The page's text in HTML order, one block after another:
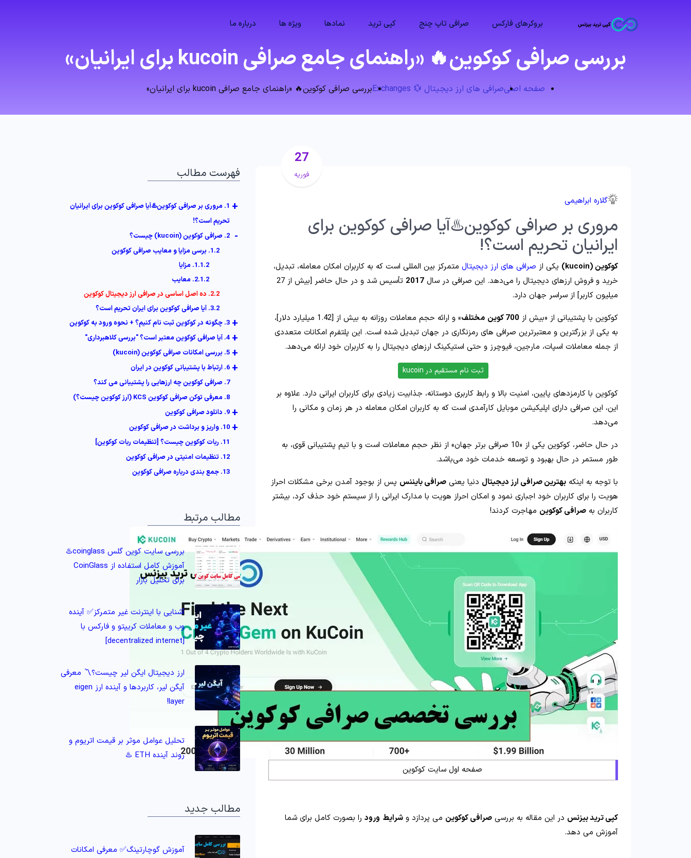
بروکرهای فارکس صرافی تاپ چنج کپی ترید نمادها ویژه ها درباره ما
بررسی صرافی کوکوین🔥 «راهنمای جامع صرافی kucoin برای ایرانیان»
صفحه اصلیصرافی های ارز دیجیتال 💱 Exchanges بررسی صرافی کوکوین🔥 «راهنمای جامع صرافی kucoin برای ایرانیان»
27
فوریه
گلاره ابراهیمی
مروری بر صرافی کوکوین♨️آیا صرافی کوکوین برای
ایرانیان تحریم است؟!
کوکوین (kucoin) یکی از صرافی های ارز دیجیتال متمرکز بین‌ المللی است که به کاربران امکان معامله، تبدیل،
خرید و فروش ارزهای دیجیتال را می‌دهد. این صرافی در سال 2017
تأسیس شد و در حال حاضر [بیش از 27
میلیون کاربر] از سراسر جهان دارد.
کوکوین با پشتیبانی از «بیش از 700 کوین مختلف
» و ارائه حجم معاملات روزانه به بیش از [1.42 میلیارد دلار]،
به یکی از بزرگترین و معتبرترین صرافی‌ های رمزنگاری در جهان تبدیل شده است. این پلتفرم امکانات متعددی
از جمله معاملات اسپات، مارجین، فیوچرز و حتی استیکینگ ارزهای دیجیتال را به کاربران خود ارائه می‌دهد.
ثبت نام مستقیم در kucoin
کوکوین با کارمزدهای پایین، امنیت بالا و رابط کاربری دوستانه، جذابیت زیادی برای کاربران ایرانی دارد. علاوه بر
این، این صرافی دارای اپلیکیشن موبایل کارآمدی است که به کاربران امکان معامله در هر زمان و مکانی را
می‌دهد.
در حال حاضر، کوکوین یکی از «10 صرافی برتر جهان» از نظر حجم معاملات است و با تیم پشتیبانی قوی، به
طور مستمر در حال بهبود و توسعه خدمات خود می‌باشد.
با توجه به اینکه بهترین صرافی ارز دیجیتال دنیا یعنی صرافی بایننس پس از بوجود آمدن برخی مشکلات احراز
هویت را برای کاربران خود اجباری نمود و امکان احراز هویت با مدارک ایرانی را از سیستم خود حذف کرد، بیشتر
کاربران به صرافی کوکوین مهاجرت کردند!
صفحه اول سایت کوکوین
کپی ترید بیزنس در این مقاله به بررسی صرافی کوکوین می پردازد و شرایط ورود را بصورت کامل برای شما
آموزش می دهد.
فهرست مطالب
1. مروری بر صرافی کوکوین♨️آیا صرافی کوکوین برای ایرانیان
تحریم است؟!
+
2. صرافی کوکوین (kucoin) چیست؟ -
1.2. برسی مزایا و معایب صرافی کوکوین
1.1.2. مزایا
2.1.2. معایب
2.2. ده اصل اساسی در صرافی ارز دیجیتال کوکوین
3.2. آیا صرافی کوکوین برای ایران تحریم است؟
3. چگونه در کوکوین ثبت نام کنیم؟ + نحوه ورود به کوکوین +
4. آیا صرافی کوکوین معتبر است؟ "بررسی کلاهبرداری" +
5. بررسی امکانات صرافی کوکوین (kucoin) +
6. ارتباط با پشتیبانی کوکوین در ایران +
7. صرافی کوکوین چه ارزهایی را پشتیبانی می کند؟
8. معرفی توکن صرافی کوکوین KCS (ارز کوکوین چیست؟)
9. دانلود صرافی کوکوین +
10. واریز و برداشت در صرافی کوکوین +
11. ربات کوکوین چیست؟ [تنظیمات ربات کوکوین]
12. تنظیمات امنیتی در صرافی کوکوین
13. جمع بندی درباره صرافی کوکوین
مطالب مرتبط
بررسی سایت کوین گلس coinglass♨️
آموزش کامل استفاده از CoinGlass
برای تحلیل بازار
آشنایی با اینترنت غیر متمرکز✅ آینده
وب و معاملات کریپتو و فارکس با
[decentralized internet]
ارز دیجیتال ایگن لیر چیست؟〽️ معرفی
آیگن لیر، کاربردها و آینده ارز eigen
layer!
تحلیل عوامل موثر بر قیمت اتریوم و
روند آینده ETH ♨️
مطالب جدید
آموزش گوچارتینگ✅ معرفی امکانات